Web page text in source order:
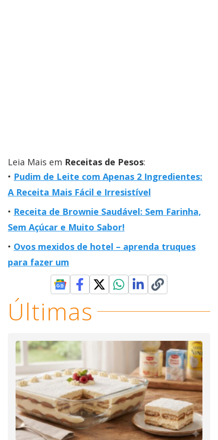
Leia Mais em Receitas de Pesos:
Pudim de Leite com Apenas 2 Ingredientes:
A Receita Mais Fácil e Irresistível
Receita de Brownie Saudável: Sem Farinha,
Sem Açúcar e Muito Sabor!
Ovos mexidos de hotel – aprenda truques
para fazer um
Últimas